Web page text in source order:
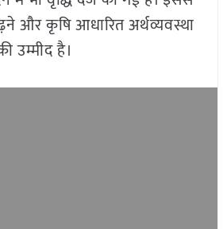
और कृषि आधारित अर्थव्यवस्था
उम्मीद है।